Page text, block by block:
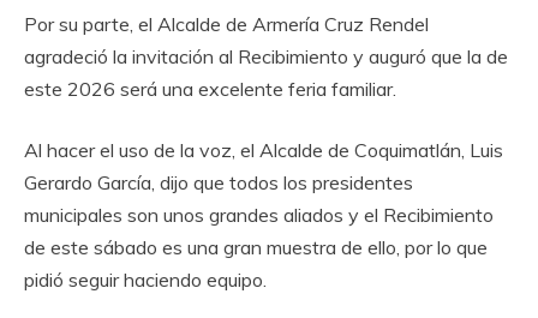
‎Por su parte, el Alcalde de Armería Cruz Rendel
agradeció la invitación al Recibimiento y auguró que la de
este 2026 será una excelente feria familiar.
‎Al hacer el uso de la voz, el Alcalde de Coquimatlán, Luis
Gerardo García, dijo que todos los presidentes
municipales son unos grandes aliados y el Recibimiento
de este sábado es una gran muestra de ello, por lo que
pidió seguir haciendo equipo.